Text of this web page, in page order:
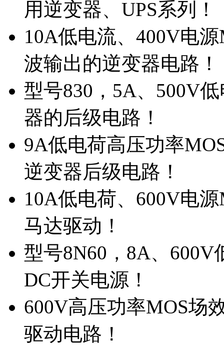
用逆变器、UPS系列！
10A低电流、400V电
波输出的逆变器电路！
型号830，5A、500V
器的后级电路！
9A低电荷高压功率
逆变器后级电路！
10A低电荷、600V电
马达驱动！
型号8N60，8A、
DC开关电源！
600V高压功率MOS场
驱动电路！